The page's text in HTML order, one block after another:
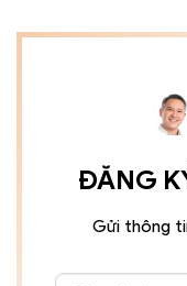
ĐĂNG
Gửi thông